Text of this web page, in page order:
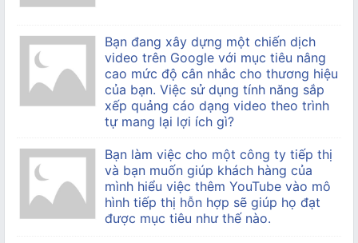
Bạn đang xây dựng một chiến dịch
video trên Google với mục tiêu nâng
cao mức độ cân nhắc cho thương hiệu
của bạn. Việc sử dụng tính năng sắp
xếp quảng cáo dạng video theo trình
tự mang lại lợi ích gì?
Bạn làm việc cho một công ty tiếp thị
và bạn muốn giúp khách hàng của
mình hiểu việc thêm YouTube vào mô
hình tiếp thị hỗn hợp sẽ giúp họ đạt
được mục tiêu như thế nào.